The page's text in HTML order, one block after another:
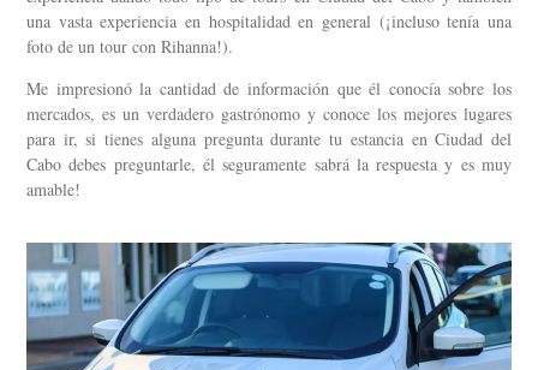
una vasta experiencia en hospitalidad en general (¡incluso tenía una
foto de un tour con Rihanna!).
Me impresionó la cantidad de información que él conocía sobre los
mercados, es un verdadero gastrónomo y conoce los mejores lugares
para ir, si tienes alguna pregunta durante tu estancia en Ciudad del
Cabo debes preguntarle, él seguramente sabrá la respuesta y es muy
amable!